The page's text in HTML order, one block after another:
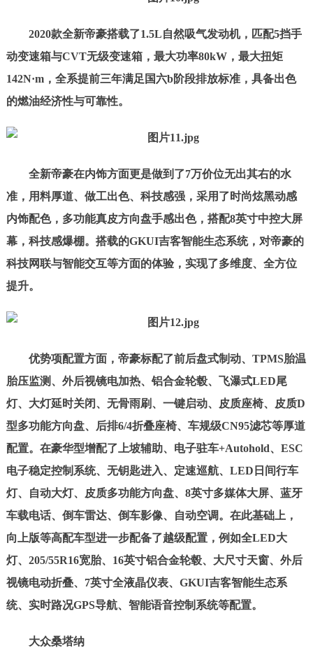
2020款全新帝豪搭载了1.5L自然吸气发动机，匹配5挡手
动变速箱与CVT无级变速箱，最大功率80kW，最大扭矩
142N·m，全系提前三年满足国六b阶段排放标准，具备出色
的燃油经济性与可靠性。
全新帝豪在内饰方面更是做到了7万价位无出其右的水
准，用料厚道、做工出色、科技感强，采用了时尚炫黑动感
内饰配色，多功能真皮方向盘手感出色，搭配8英寸中控大屏
幕，科技感爆棚。搭载的GKUI吉客智能生态系统，对帝豪的
科技网联与智能交互等方面的体验，实现了多维度、全方位
提升。
优势项配置方面，帝豪标配了前后盘式制动、TPMS胎温
胎压监测、外后视镜电加热、铝合金轮毂、飞瀑式LED尾
灯、大灯延时关闭、无骨雨刷、一键启动、皮质座椅、皮质D
型多功能方向盘、后排6/4折叠座椅、车规级CN95滤芯等厚道
配置。在豪华型增配了上坡辅助、电子驻车+Autohold、ESC
电子稳定控制系统、无钥匙进入、定速巡航、LED日间行车
灯、自动大灯、皮质多功能方向盘、8英寸多媒体大屏、蓝牙
车载电话、倒车雷达、倒车影像、自动空调。在此基础上，
向上版等高配车型进一步配备了越级配置，例如全LED大
灯、205/55R16宽胎、16英寸铝合金轮毂、大尺寸天窗、外后
视镜电动折叠、7英寸全液晶仪表、GKUI吉客智能生态系
统、实时路况GPS导航、智能语音控制系统等配置。
大众桑塔纳